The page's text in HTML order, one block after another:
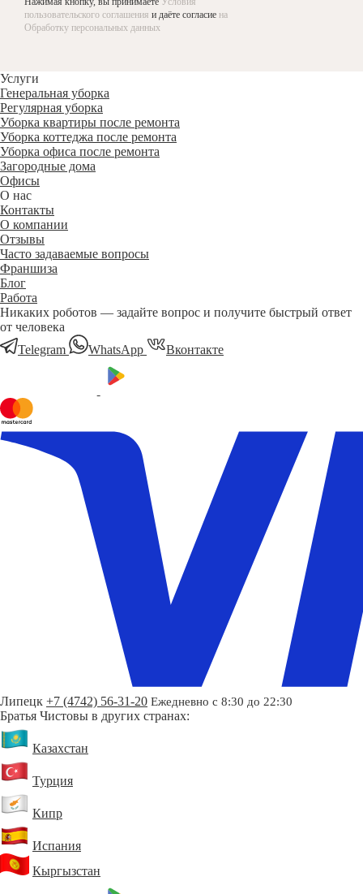
пользовательского соглашения и даёте согласие на
Обработку персональных данных
Услуги
Генеральная уборка
Регулярная уборка
Уборка квартиры после ремонта
Уборка коттеджа после ремонта
Уборка офиса после ремонта
Загородные дома
Офисы
О нас
Контакты
О компании
Отзывы
Часто задаваемые вопросы
Франшиза
Блог
Работа
Никаких роботов — задайте вопрос и получите быстрый ответ
от человека
Telegram
WhatsApp Вконтакте
Липецк +7 (4742) 56-31-20 Ежедневно с 8:30 до 22:30
Братья Чистовы в других странах:
Казахстан
Турция
Кипр
Испания
Кыргызстан